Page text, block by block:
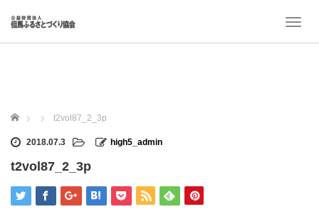
T
ホーム t2vol87_2_3p
2018.07.3 high5_admin
t2vol87_2_3p